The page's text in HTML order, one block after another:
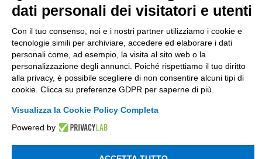
di Tinexta SpA
P.IVA 05338771008 REA n. 877679
UTILITÀ
Recupero Password
Verifica attestato di presenza
POLICIES AND TERMS
Informativa cookie
dati personali dei visitatori e utenti
Con il tuo consenso, noi e i nostri partner utilizziamo i cookie e
tecnologie simili per archiviare, accedere ed elaborare i dati
personali come, ad esempio, la visita al sito web o la
personalizzazione degli annunci. Poiché rispettiamo il tuo diritto
alla privacy, è possibile scegliere di non consentire alcuni tipi di
cookie. Clicca su preferenze GDPR per saperne di più.
Visualizza la Cookie Policy Completa
Powered by